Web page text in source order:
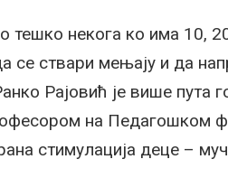
тешко некога ко има 10,
се ствари мењају и да
Рајовић је више пута
на Педагошком
стимулација деце –